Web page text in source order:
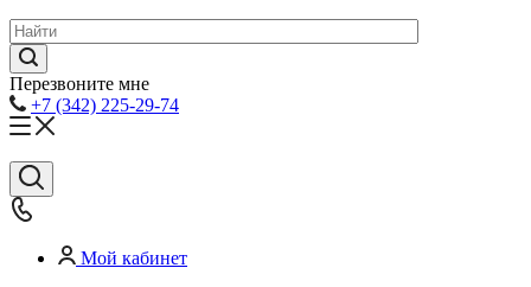
Перезвоните мне
+7 (342) 225-29-74
Мой кабинет